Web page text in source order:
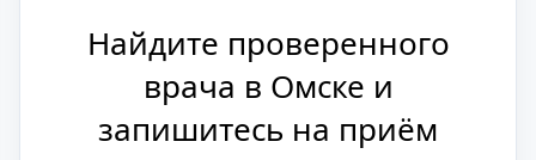
Найдите проверенного
врача в Омске и
запишитесь на приём